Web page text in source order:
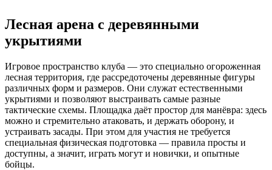
Лесная арена с деревянными
укрытиями
Игровое пространство клуба — это специально огороженная
лесная территория, где рассредоточены деревянные фигуры
различных форм и размеров. Они служат естественными
укрытиями и позволяют выстраивать самые разные
тактические схемы. Площадка даёт простор для манёвра: здесь
можно и стремительно атаковать, и держать оборону, и
устраивать засады. При этом для участия не требуется
специальная физическая подготовка — правила просты и
доступны, а значит, играть могут и новички, и опытные
бойцы.